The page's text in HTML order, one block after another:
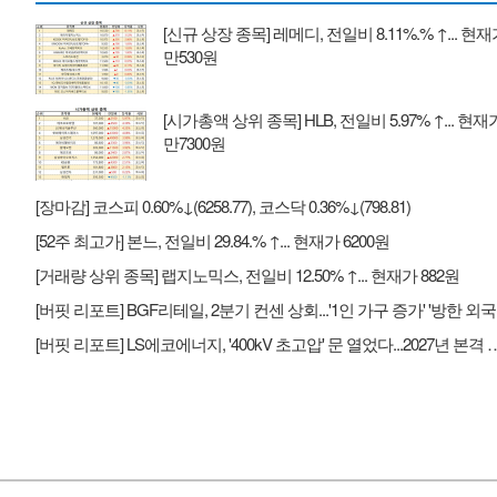
[신규 상장 종목] 레메디, 전일비 8.11%.% ↑... 현재
만530원
[시가총액 상위 종목] HLB, 전일비 5.97% ↑... 현재
만7300원
[장마감] 코스피 0.60%↓(6258.77), 코스닥 0.36%↓(798.81)
[52주 최고가] 본느, 전일비 29.84.% ↑... 현재가 6200원
[거래량 상위 종목] 랩지노믹스, 전일비 12.50% ↑... 현재가 882원
[버핏 리포트] LS에코에너지